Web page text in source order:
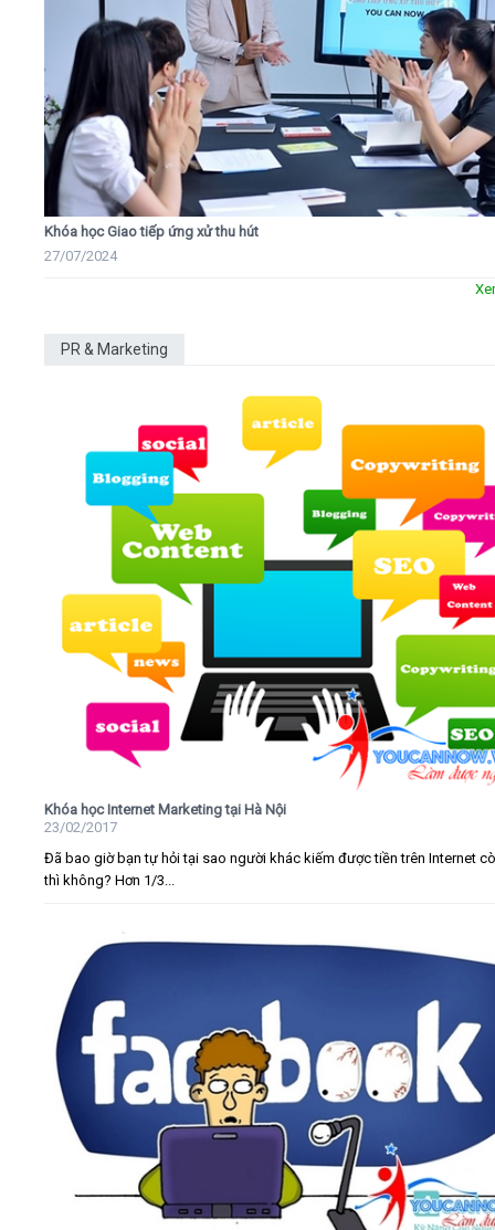
Khóa học Giao tiếp ứng xử thu hút
27/07/2024
PR & Marketing
Khóa học Internet Marketing tại Hà Nội
23/02/2017
Đã bao giờ bạn tự hỏi tại sao người khác kiếm được tiền trên Internet
thì không? Hơn 1/3...